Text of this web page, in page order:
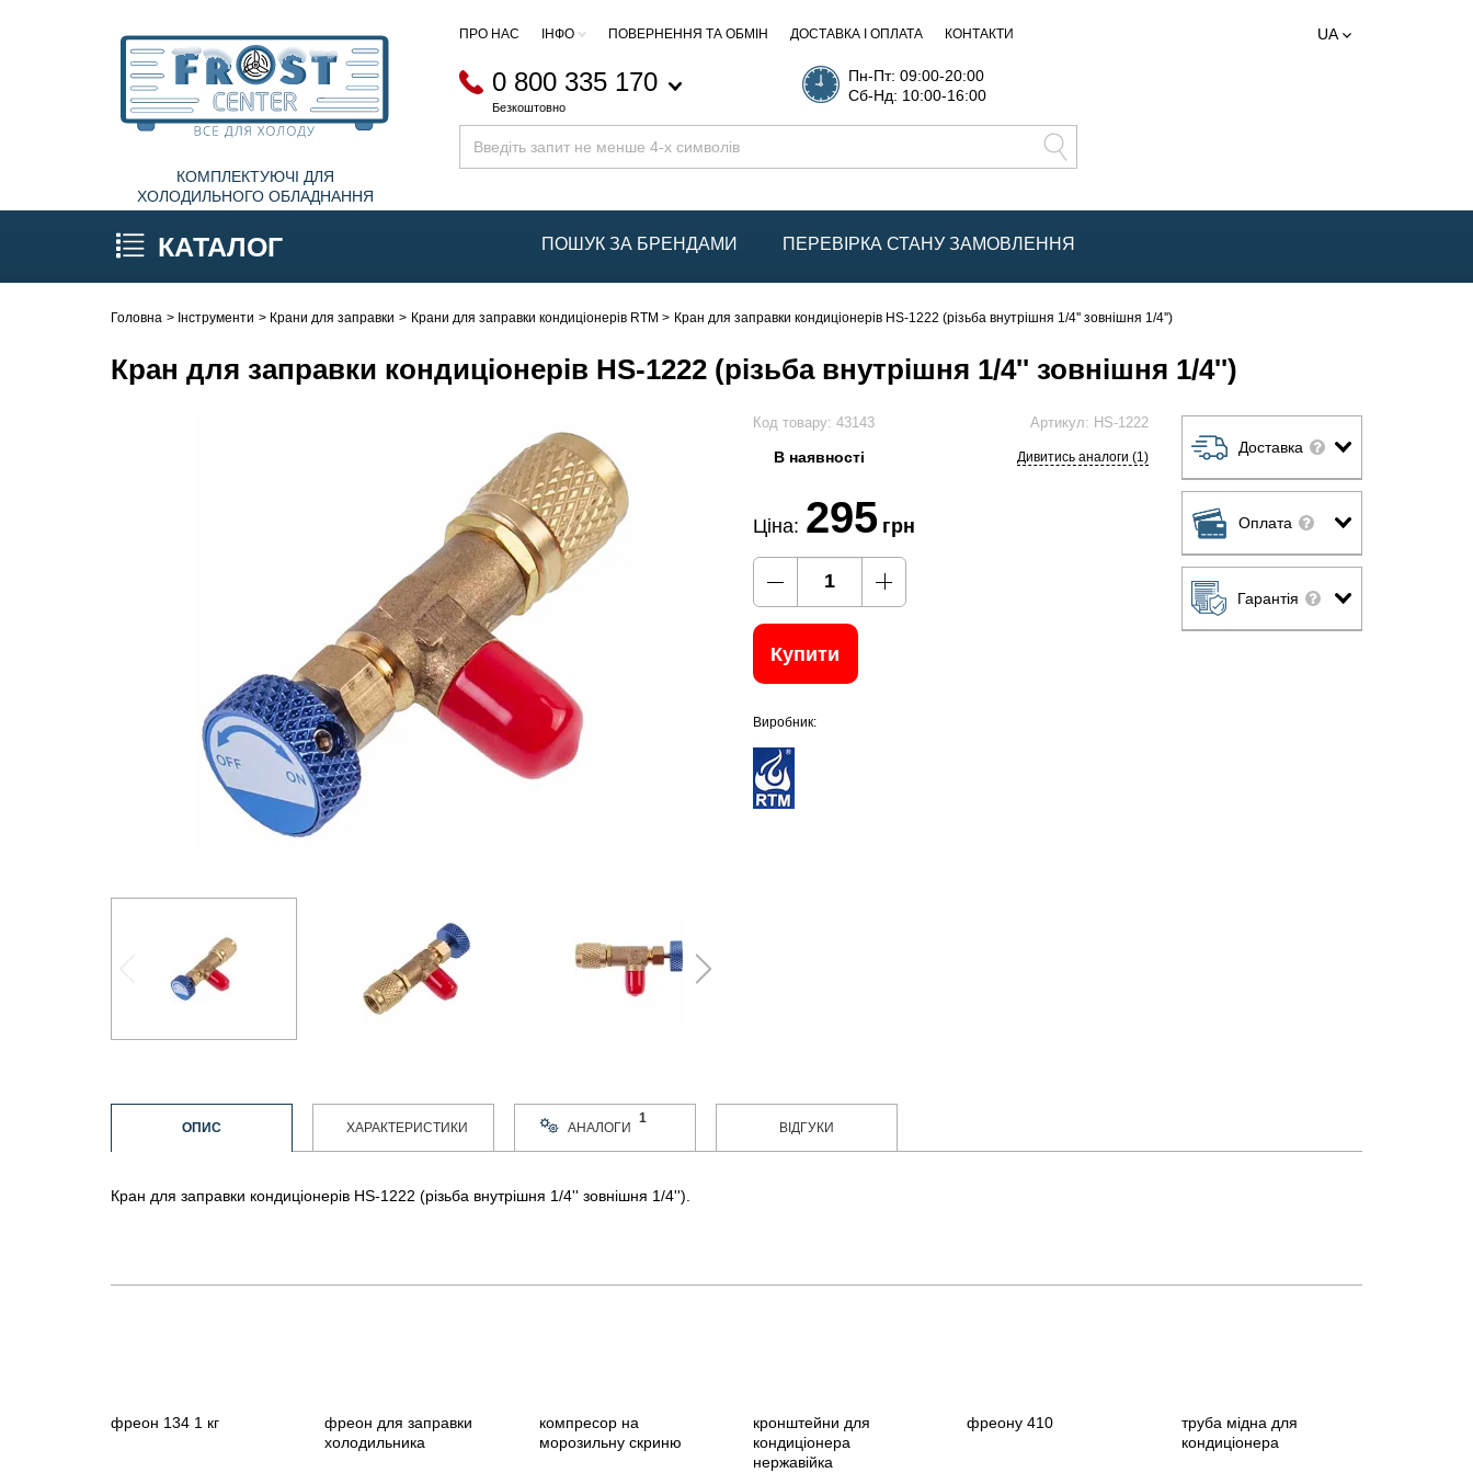
КОМПЛЕКТУЮЧІ ДЛЯ
ХОЛОДИЛЬНОГО ОБЛАДНАННЯ
ПРО НАС ІНФО ПОВЕРНЕННЯ ТА ОБМІН ДОСТАВКА І ОПЛАТА КОНТАКТИ
0 800 335 170
Безкоштовно
Пн-Пт: 09:00-20:00
Сб-Нд: 10:00-16:00
UA
КАТАЛОГ ПОШУК ЗА БРЕНДАМИ ПЕРЕВІРКА СТАНУ ЗАМОВЛЕННЯ
Головна Інструменти Крани для заправки Крани для заправки кондиціонерів RTM Кран для заправки кондиціонерів HS-1222 (різьба внутрішня 1/4'' зовнішня 1/4'')
Кран для заправки кондиціонерів HS-1222 (різьба внутрішня 1/4'' зовнішня 1/4'')
Код товару: 43143 Артикул: HS-1222
В наявності Дивитись аналоги (1)
Ціна: 295 грн
Купити
Виробник:
Доставка
Оплата
Гарантія
ОПИС
Кран для заправки кондиціонерів HS-1222 (різьба внутрішня 1/4'' зовнішня 1/4'').
ХАРАКТЕРИСТИКИ АНАЛОГИ
1
ВІДГУКИ
фреон 134 1 кг
фреон для заправки
холодильника
компресор на
морозильну скриню
кронштейни для
кондиціонера
нержавійка
фреону 410
труба мідна для
кондиціонера